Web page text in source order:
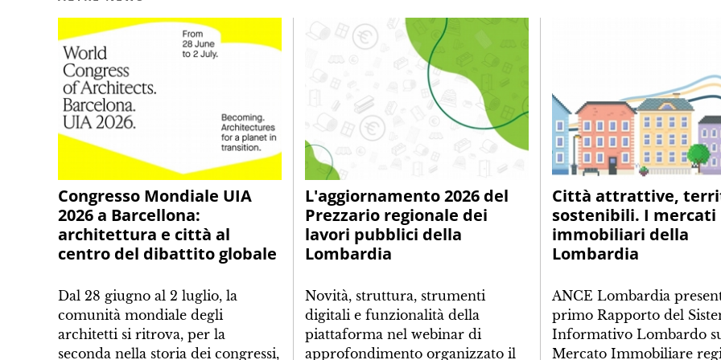
Congresso Mondiale UIA
2026 a Barcellona:
architettura e città al
centro del dibattito globale
Dal 28 giugno al 2 luglio, la
comunità mondiale degli
architetti si ritrova, per la
seconda nella storia dei congressi,
L'aggiornamento 2026 del
Prezzario regionale dei
lavori pubblici della
Lombardia
Novità, struttura, strumenti
digitali e funzionalità della
piattaforma nel webinar di
approfondimento organizzato il
Città attrattive,
sostenibili. I mercati
immobiliari della
Lombardia
ANCE Lombardia
primo Rapporto del
Informativo Lombardo
Mercato Immobiliare